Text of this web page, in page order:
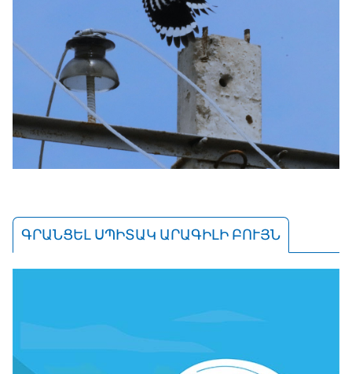
ԳՐԱՆՑԵԼ ՍՊԻՏԱԿ ԱՐԱԳԻԼԻ ԲՈՒՅՆ